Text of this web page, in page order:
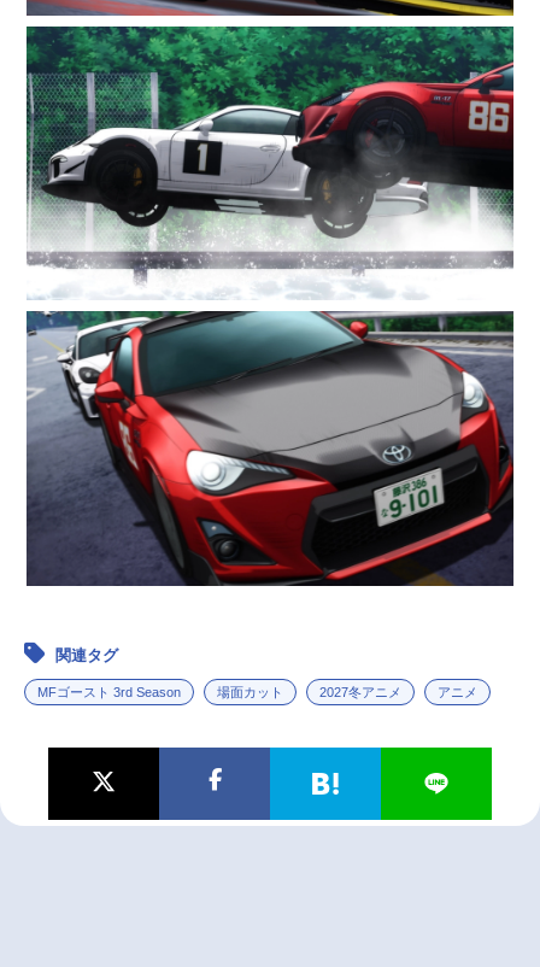
関連タグ
MFゴースト 3rd Season 場面カット 2027冬アニメ アニメ